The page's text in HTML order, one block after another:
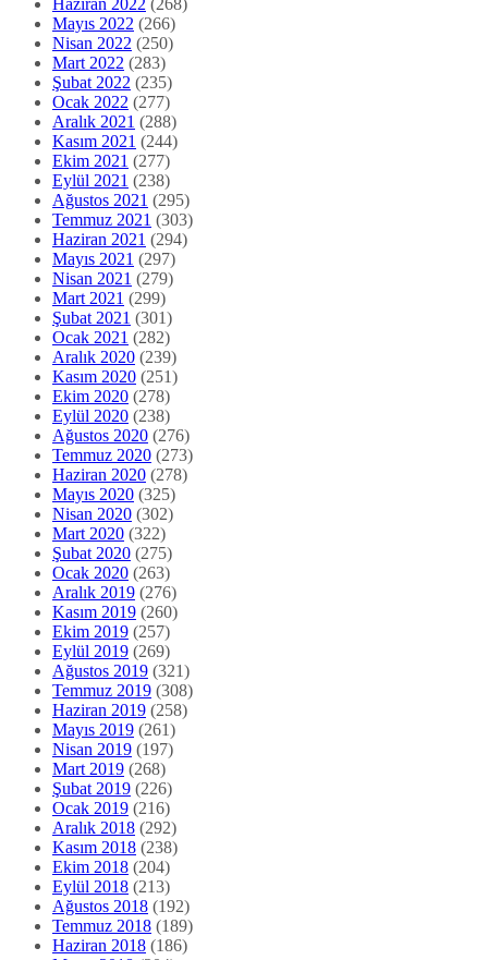
Mayıs 2022 (266)
Nisan 2022 (250)
Mart 2022 (283)
Şubat 2022 (235)
Ocak 2022 (277)
Aralık 2021 (288)
Kasım 2021 (244)
Ekim 2021 (277)
Eylül 2021 (238)
Ağustos 2021 (295)
Temmuz 2021 (303)
Haziran 2021 (294)
Mayıs 2021 (297)
Nisan 2021 (279)
Mart 2021 (299)
Şubat 2021 (301)
Ocak 2021 (282)
Aralık 2020 (239)
Kasım 2020 (251)
Ekim 2020 (278)
Eylül 2020 (238)
Ağustos 2020 (276)
Temmuz 2020 (273)
Haziran 2020 (278)
Mayıs 2020 (325)
Nisan 2020 (302)
Mart 2020 (322)
Şubat 2020 (275)
Ocak 2020 (263)
Aralık 2019 (276)
Kasım 2019 (260)
Ekim 2019 (257)
Eylül 2019 (269)
Ağustos 2019 (321)
Temmuz 2019 (308)
Haziran 2019 (258)
Mayıs 2019 (261)
Nisan 2019 (197)
Mart 2019 (268)
Şubat 2019 (226)
Ocak 2019 (216)
Aralık 2018 (292)
Kasım 2018 (238)
Ekim 2018 (204)
Eylül 2018 (213)
Ağustos 2018 (192)
Temmuz 2018 (189)
Haziran 2018 (186)